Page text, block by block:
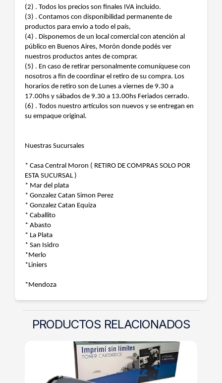
(2) . Todos los precios son finales IVA incluido.
(3) . Contamos con disponibilidad permanente de
productos para envio a todo el país,
(4) . Disponemos de un local comercial con atención al
público en Buenos Aires, Morón donde podés ver
nuestros productos antes de comprar.
(5) . En caso de retirar personalmente comuníquese con
nosotros a fin de coordinar el retiro de su compra. Los
horarios de retiro son de Lunes a viernes de 9.30 a
17.00hs y sábados de 9.30 a 13.00hs Feriados cerrado.
(6) . Todos nuestro artículos son nuevos y se entregan en
su empaque original.
Nuestras Sucursales
* Casa Central Moron ( RETIRO DE COMPRAS SOLO POR
ESTA SUCURSAL )
* Mar del plata
* Gonzalez Catan Simon Perez
* Gonzalez Catan Equiza
* Caballito
* Abasto
* La Plata
* San Isidro
*Merlo
*Liniers
*Mendoza
PRODUCTOS RELACIONADOS